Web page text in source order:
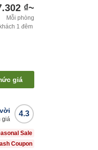
₫~
Mỗi phòng
khách 1 đêm
giá
4.3
giá
Sale
Coupon